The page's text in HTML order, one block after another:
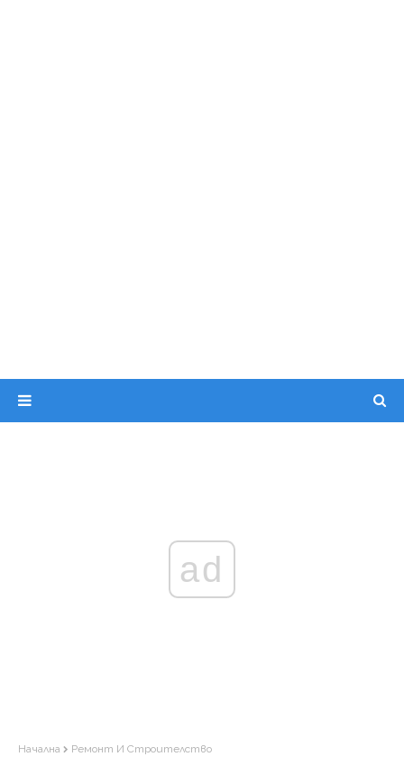
ad
Начална Ремонт И Строителство